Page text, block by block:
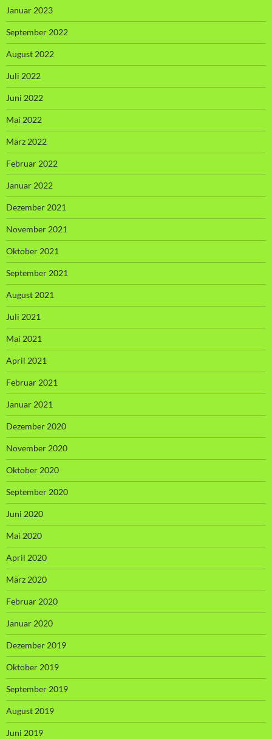
Januar 2023
September 2022
August 2022
Juli 2022
Juni 2022
Mai 2022
März 2022
Februar 2022
Januar 2022
Dezember 2021
November 2021
Oktober 2021
September 2021
August 2021
Juli 2021
Mai 2021
April 2021
Februar 2021
Januar 2021
Dezember 2020
November 2020
Oktober 2020
September 2020
Juni 2020
Mai 2020
April 2020
März 2020
Februar 2020
Januar 2020
Dezember 2019
Oktober 2019
September 2019
August 2019
Juni 2019